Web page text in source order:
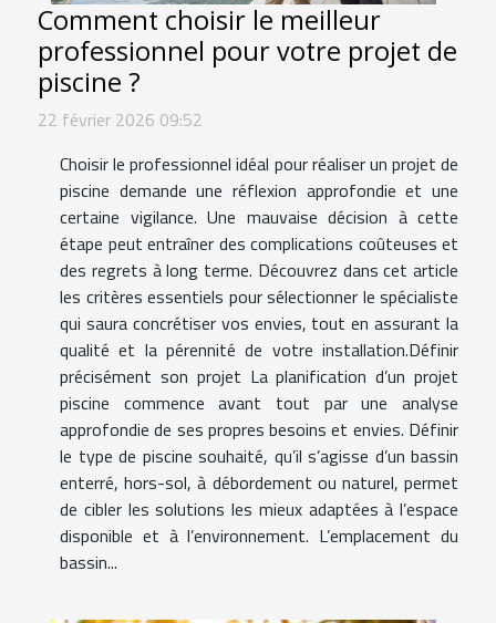
Comment choisir le meilleur
professionnel pour votre projet de
piscine ?
22 février 2026 09:52
Choisir le professionnel idéal pour réaliser un projet de
piscine demande une réflexion approfondie et une
certaine vigilance. Une mauvaise décision à cette
étape peut entraîner des complications coûteuses et
des regrets à long terme. Découvrez dans cet article
les critères essentiels pour sélectionner le spécialiste
qui saura concrétiser vos envies, tout en assurant la
qualité et la pérennité de votre installation.Définir
précisément son projet La planification d’un projet
piscine commence avant tout par une analyse
approfondie de ses propres besoins et envies. Définir
le type de piscine souhaité, qu’il s’agisse d’un bassin
enterré, hors-sol, à débordement ou naturel, permet
de cibler les solutions les mieux adaptées à l’espace
disponible et à l’environnement. L’emplacement du
bassin...